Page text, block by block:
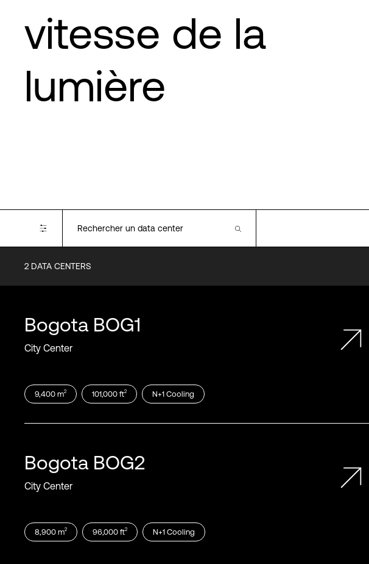
vitesse de la
lumière
2 DATA CENTERS
Bogota BOG1
City Center
9,400 m2 101,000 ft2 N+1 Cooling
Bogota BOG2
City Center
8,900 m2 96,000 ft2 N+1 Cooling